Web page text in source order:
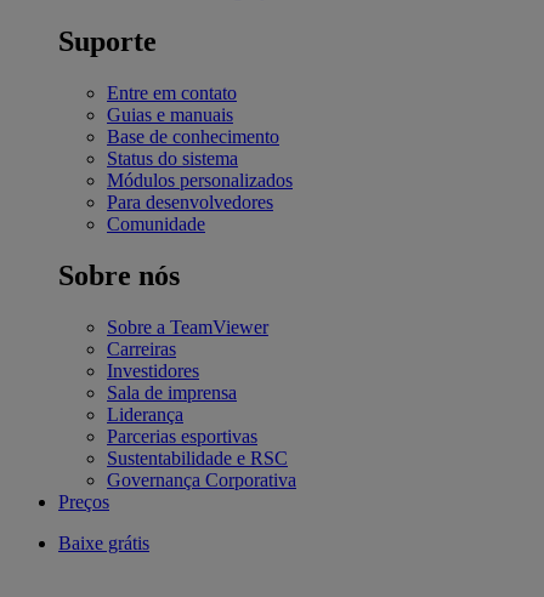
Suporte
Entre em contato
Guias e manuais
Base de conhecimento
Status do sistema
Módulos personalizados
Para desenvolvedores
Comunidade
Sobre nós
Sobre a TeamViewer
Carreiras
Investidores
Sala de imprensa
Liderança
Parcerias esportivas
Sustentabilidade e RSC
Governança Corporativa
Preços
Baixe grátis